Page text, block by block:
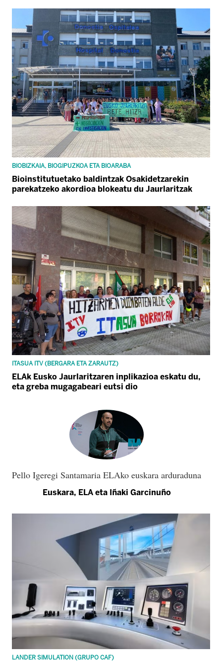
BIOBIZKAIA, BIOGIPUZKOA ETA BIOARABA
Bioinstitutuetako baldintzak Osakidetzarekin
parekatzeko akordioa blokeatu du Jaurlaritzak
ITASUA ITV (BERGARA ETA ZARAUTZ)
ELAk Eusko Jaurlaritzaren inplikazioa eskatu du,
eta greba mugagabeari eutsi dio
Pello Igeregi Santamaria ELAko euskara arduraduna
Euskara, ELA eta Iñaki Garcinuño
LANDER SIMULATION (GRUPO CAF)